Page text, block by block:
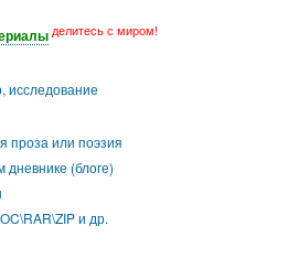
делитесь с миром!
исследование
проза или поэзия
дневнике (блоге)
и др.